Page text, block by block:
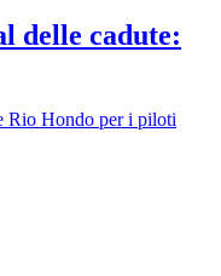
delle cadute:
Rio Hondo per i piloti